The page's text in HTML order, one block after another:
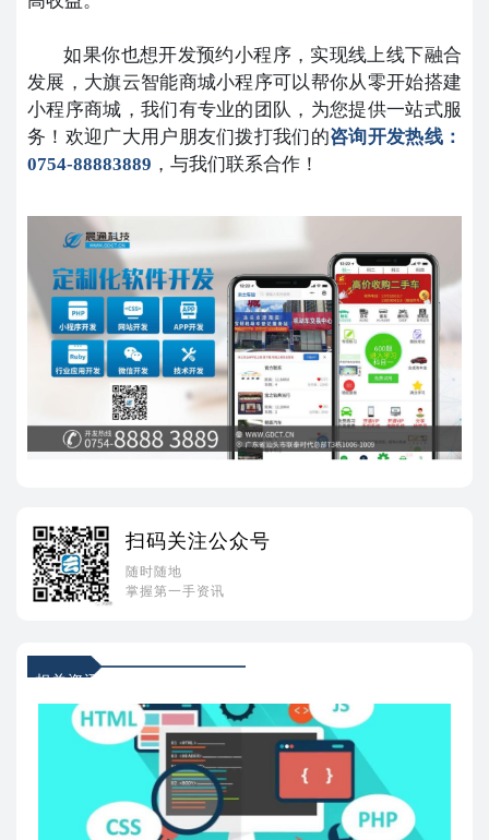
如果你也想开发预约小程序，实现线上线下融合
发展，大旗云智能商城小程序可以帮你从零开始搭建
小程序商城，我们有专业的团队，为您提供一站式服
务！欢迎广大用户朋友们拨打我们的咨询开发热线：
0754-88883889 ，与我们联系合作！
扫码关注公众号
随时随地
掌握第一手资讯
相关资讯